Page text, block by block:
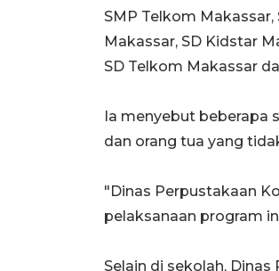
SMP Telkom
Makassar, SD Kidstar
SD Telkom Makassar
Ia menyebut beberapa
dan orang tua yang
"Dinas Perpustakaan
pelaksanaan program
Selain di sekolah,